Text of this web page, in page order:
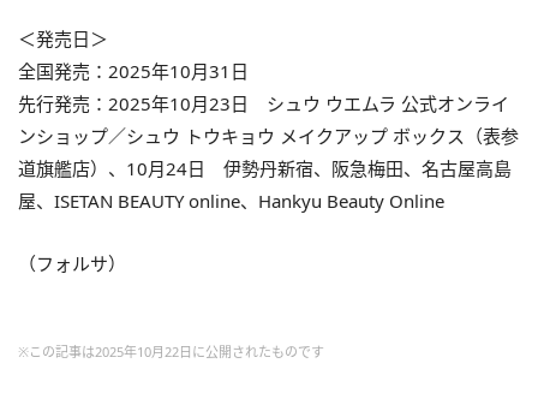
＜発売日＞
全国発売：2025年10月31日
先行発売：2025年10月23日 シュウ ウエムラ 公式オンライ
ンショップ／シュウ トウキョウ メイクアップ ボックス（表参
道旗艦店）、10月24日 伊勢丹新宿、阪急梅田、名古屋高島
屋、ISETAN BEAUTY online、Hankyu Beauty Online
（フォルサ）
※この記事は2025年10月22日に公開されたものです